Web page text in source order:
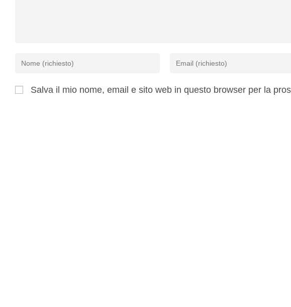
Salva il mio nome, email e sito web in questo browser per la